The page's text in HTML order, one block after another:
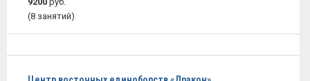
(8 занятий)